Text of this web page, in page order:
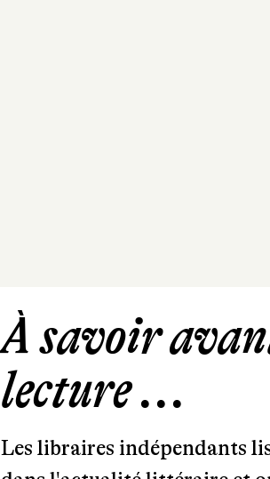
À savoir
lecture ...
Les libraires indépendants